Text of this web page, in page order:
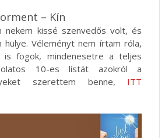
– Kín
nekem kissé szenvedős volt, és
hülye. Véleményt nem írtam róla,
is fogok, mindenesetre a teljes
10-es listát azokról a
szerettem benne, ITT